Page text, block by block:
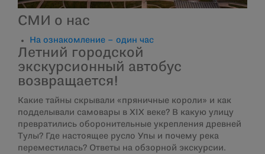
СМИ о нас
На ознакомление – один час
Летний городской
экскурсионный автобус
возвращается!
Какие тайны скрывали «пряничные короли» и как
подделывали самовары в XIX веке? В какую улицу
превратились оборонительные укрепления древней
Тулы? Где настоящее русло Упы и почему река
переместилась? Ответы на обзорной экскурсии.